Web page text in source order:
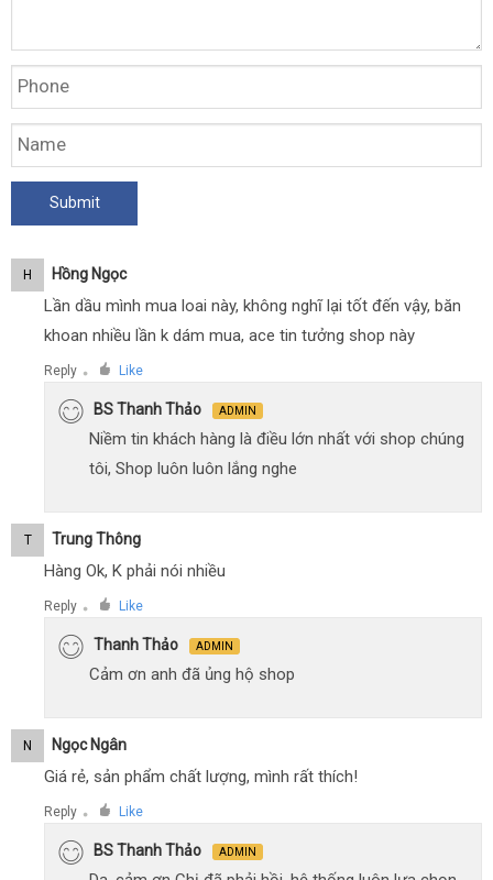
H Hồng Ngọc
Lần dầu mình mua loai này, không nghĩ lại tốt đến vậy, băn
khoan nhiều lần k dám mua, ace tin tưởng shop này
Reply ● Like
BS Thanh Thảo ADMIN
Niềm tin khách hàng là điều lớn nhất với shop chúng
tôi, Shop luôn luôn lắng nghe
T Trung Thông
Hàng Ok, K phải nói nhiều
Reply ● Like
Thanh Thảo ADMIN
Cảm ơn anh đã ủng hộ shop
N Ngọc Ngân
Giá rẻ, sản phẩm chất lượng, mình rất thích!
Reply ● Like
BS Thanh Thảo ADMIN